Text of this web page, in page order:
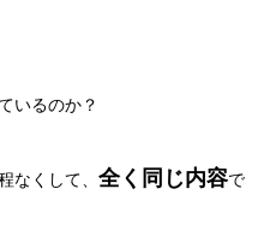
いるのか？
なくして、 全く同じ内容で